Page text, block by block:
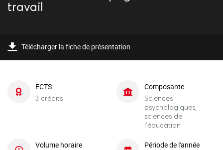
travail
Télécharger la fiche de présentation
ECTS
3 crédits
Composante
Sciences
psychologiques,
sciences de
l'éducation
Volume horaire Période de l'année